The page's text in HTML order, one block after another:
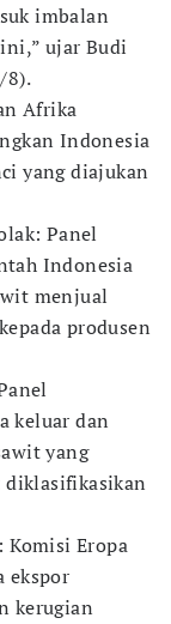
imbalan
ujar Budi
8).
Afrika
Indonesia
yang diajukan
Panel
Indonesia
menjual
produsen
keluar dan
yang
Eropa
ekspor
kerugian